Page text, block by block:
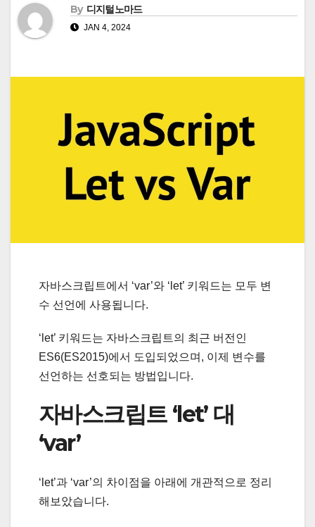
By 디지털노마드
JAN 4, 2024
자바스크립트에서 ‘var’와 ‘let’ 키워드는 모두 변
수 선언에 사용됩니다.
‘let’ 키워드는 자바스크립트의 최근 버전인
ES6(ES2015)에서 도입되었으며, 이제 변수를
선언하는 선호되는 방법입니다.
자바스크립트 ‘let’ 대
‘var’
‘let’과 ‘var’의 차이점을 아래에 개관적으로 정리
해보았습니다.